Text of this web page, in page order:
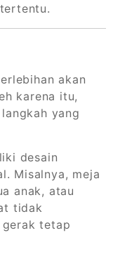
akan
karena itu,
yang
desain
Misalnya, meja
anak, atau
tidak
gerak tetap